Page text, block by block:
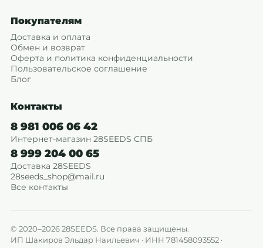
Покупателям
Доставка и оплата
Обмен и возврат
Оферта и политика конфиденциальности
Пользовательское соглашение
Блог
Контакты
8 981 006 06 42
Интернет-магазин 28SEEDS СПБ
8 999 204 00 65
Доставка 28SEEDS
28seeds_shop@mail.ru
Все контакты
© 2020–2026 28SEEDS. Все права защищены.
ИП Шакиров Эльдар Наильевич · ИНН 781458093552 ·